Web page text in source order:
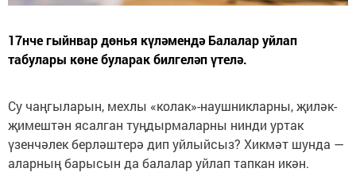
17нче гыйнвар дөнья күләмендә Балалар уйлап
табулары көне буларак билгеләп үтелә.
Су чаңгыларын, мехлы «колак»-наушникларны, җиләк-
җимештән ясалган туңдырмаларны нинди уртак
үзенчәлек берләштерә дип уйлыйсыз? Хикмәт шунда —
аларның барысын да балалар уйлап тапкан икән.